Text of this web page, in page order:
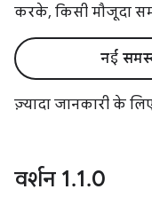
करके, किसी मौजूदा
नई
ज़्यादा जानकारी के
वर्शन 1.1.0